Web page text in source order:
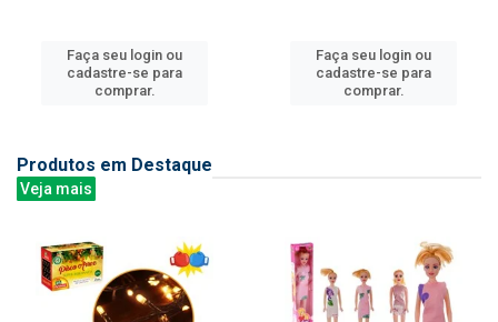
Faça seu login ou
cadastre-se para
comprar.
Faça seu login ou
cadastre-se para
comprar.
Produtos em Destaque
Veja mais